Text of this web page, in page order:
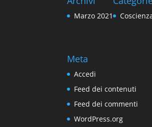
Marzo 2021
Meta
Accedi
Feed dei contenuti
Feed dei commenti
WordPress.org